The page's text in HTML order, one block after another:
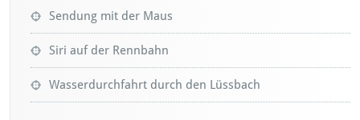
Sendung mit der Maus
Siri auf der Rennbahn
Wasserdurchfahrt durch den Lüssbach